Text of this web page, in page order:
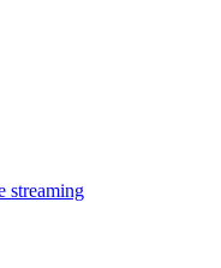
streaming